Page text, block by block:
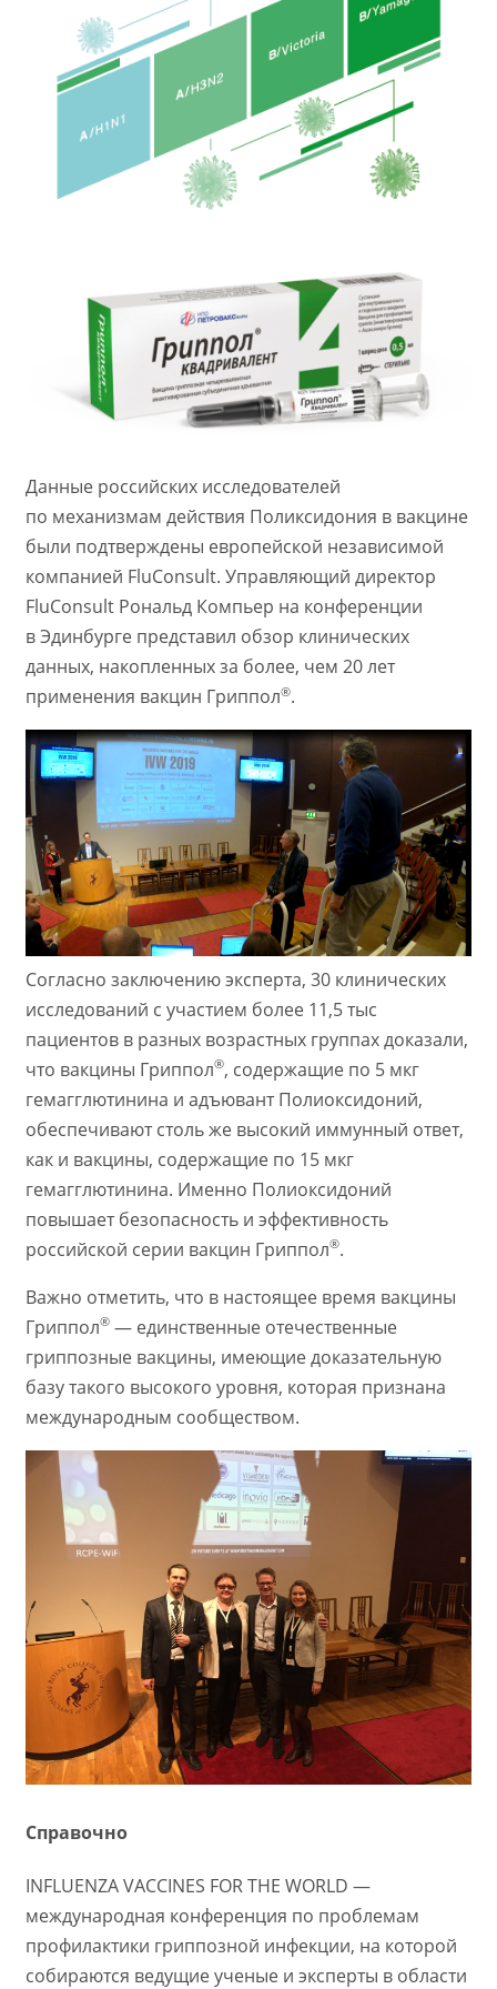
Данные российских исследователей
по механизмам действия Поликсидония в вакцине
были подтверждены европейской независимой
компанией FluConsult. Управляющий директор
FluConsult Рональд Компьер на конференции
в Эдинбурге представил обзор клинических
данных, накопленных за более, чем 20 лет
применения вакцин Гриппол®.
Согласно заключению эксперта, 30 клинических
исследований с участием более 11,5 тыс
пациентов в разных возрастных группах доказали,
что вакцины Гриппол®, содержащие по 5 мкг
гемагглютинина и адъювант Полиоксидоний,
обеспечивают столь же высокий иммунный ответ,
как и вакцины, содержащие по 15 мкг
гемагглютинина. Именно Полиоксидоний
повышает безопасность и эффективность
российской серии вакцин Гриппол®.
Важно отметить, что в настоящее время вакцины
Гриппол®— единственные отечественные
гриппозные вакцины, имеющие доказательную
базу такого высокого уровня, которая признана
международным сообществом.
Справочно
INFLUENZA VACCINES FOR THE WORLD —
международная конференция по проблемам
профилактики гриппозной инфекции, на которой
собираются ведущие ученые и эксперты в области